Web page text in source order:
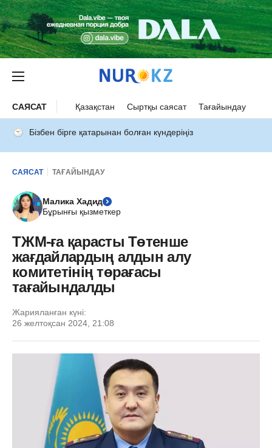
САЯСАТ Қазақстан Сыртқы саясат Тағайындау
Бізбен бірге қатарынан болған күндеріңіз
САЯСАТ ТАҒАЙЫНДАУ
Малика Хадид
Бұрынғы қызметкер
ТЖМ-ға қарасты Төтенше
жағдайлардың алдын алу
комитетінің төрағасы
тағайындалды
Жарияланған күні:
26 желтоқсан 2024, 21:08